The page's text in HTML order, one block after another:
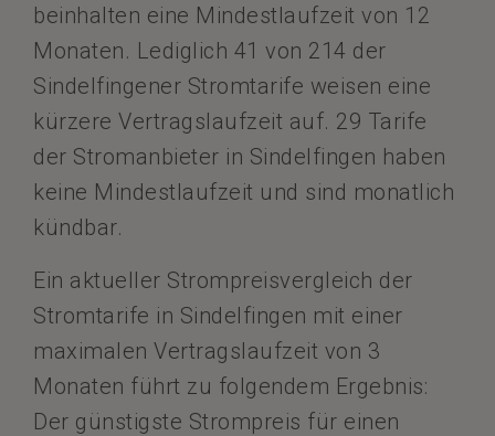
beinhalten eine Mindestlaufzeit von 12
Monaten. Lediglich 41 von 214 der
Sindelfingener Stromtarife weisen eine
kürzere Vertragslaufzeit auf. 29 Tarife
der Stromanbieter in Sindelfingen haben
keine Mindestlaufzeit und sind monatlich
kündbar.
Ein aktueller Strompreisvergleich der
Stromtarife in Sindelfingen mit einer
maximalen Vertragslaufzeit von 3
Monaten führt zu folgendem Ergebnis:
Der günstigste Strompreis für einen